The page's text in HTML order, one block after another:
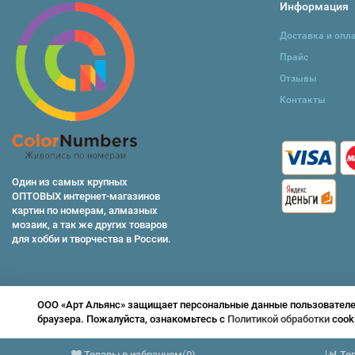
Один из самых крупных
ОПТОВЫХ интернет-магазинов
картин по номерам, алмазных
мозаик, а так же других товаров
для хобби и творчества в России.
Информация
Доставка и
Прайс
Отзывы
Контакты
© 2026 ColorNumbers -раскраски по номерам
ООО «Арт Альянс» защищает персональные данные
браузера. Пожалуйста, ознакомьтесь с Политикой обработки